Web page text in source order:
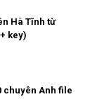
Hà Tĩnh từ
key)
chuyên Anh file